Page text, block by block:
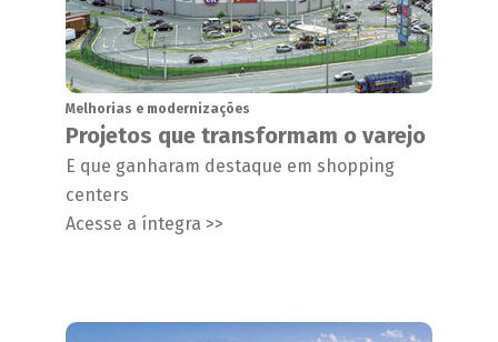
Melhorias e modernizações
Projetos que transformam o varejo
E que ganharam destaque em shopping
centers
Acesse a íntegra >>